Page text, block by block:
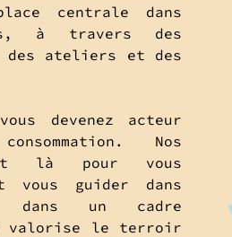
centrale dans
à travers des
des ateliers et des
devenez acteur
Nos
là pour vous
vous guider dans
dans un cadre
valorise le terroir